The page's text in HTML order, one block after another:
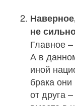
не
Главное
А в
иной
брака
от друга